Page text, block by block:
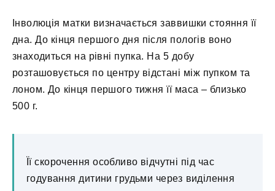
Інволюція матки визначається заввишки стояння її
дна. До кінця першого дня після пологів воно
знаходиться на рівні пупка. На 5 добу
розташовується по центру відстані між пупком та
лоном. До кінця першого тижня її маса – близько
500 г.
Її скорочення особливо відчутні під час
годування дитини грудьми через виділення